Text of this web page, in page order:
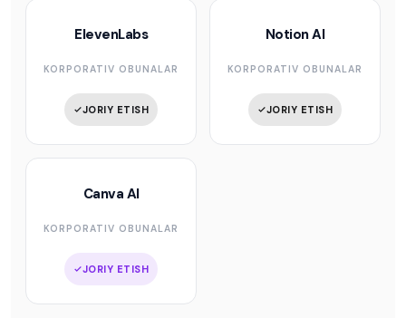
ElevenLabs
KORPORATIV OBUNALAR
JORIY ETISH
Notion AI
KORPORATIV OBUNALAR
JORIY ETISH
Canva AI
KORPORATIV OBUNALAR
JORIY ETISH